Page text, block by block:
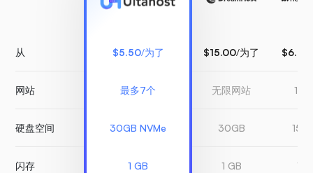
从
网站
硬盘空间
闪存
$5.50/为了
最多7个
30GB NVMe
1 GB
$15.00/为了
无限网站
30GB
1 GB
$6.99
1 网
1